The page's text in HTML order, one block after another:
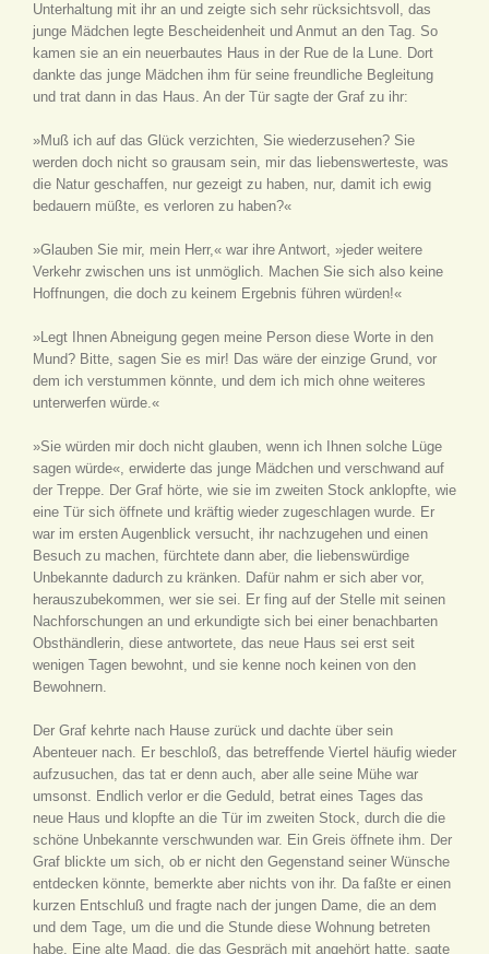
Unterhaltung mit ihr an und zeigte sich sehr rücksichtsvoll, das
junge Mädchen legte Bescheidenheit und Anmut an den Tag. So
kamen sie an ein neuerbautes Haus in der Rue de la Lune. Dort
dankte das junge Mädchen ihm für seine freundliche Begleitung
und trat dann in das Haus. An der Tür sagte der Graf zu ihr:
»Muß ich auf das Glück verzichten, Sie wiederzusehen? Sie
werden doch nicht so grausam sein, mir das liebenswerteste, was
die Natur geschaffen, nur gezeigt zu haben, nur, damit ich ewig
bedauern müßte, es verloren zu haben?«
»Glauben Sie mir, mein Herr,« war ihre Antwort, »jeder weitere
Verkehr zwischen uns ist unmöglich. Machen Sie sich also keine
Hoffnungen, die doch zu keinem Ergebnis führen würden!«
»Legt Ihnen Abneigung gegen meine Person diese Worte in den
Mund? Bitte, sagen Sie es mir! Das wäre der einzige Grund, vor
dem ich verstummen könnte, und dem ich mich ohne weiteres
unterwerfen würde.«
»Sie würden mir doch nicht glauben, wenn ich Ihnen solche Lüge
sagen würde«, erwiderte das junge Mädchen und verschwand auf
der Treppe. Der Graf hörte, wie sie im zweiten Stock anklopfte, wie
eine Tür sich öffnete und kräftig wieder zugeschlagen wurde. Er
war im ersten Augenblick versucht, ihr nachzugehen und einen
Besuch zu machen, fürchtete dann aber, die liebenswürdige
Unbekannte dadurch zu kränken. Dafür nahm er sich aber vor,
herauszubekommen, wer sie sei. Er fing auf der Stelle mit seinen
Nachforschungen an und erkundigte sich bei einer benachbarten
Obsthändlerin, diese antwortete, das neue Haus sei erst seit
wenigen Tagen bewohnt, und sie kenne noch keinen von den
Bewohnern.
Der Graf kehrte nach Hause zurück und dachte über sein
Abenteuer nach. Er beschloß, das betreffende Viertel häufig wieder
aufzusuchen, das tat er denn auch, aber alle seine Mühe war
umsonst. Endlich verlor er die Geduld, betrat eines Tages das
neue Haus und klopfte an die Tür im zweiten Stock, durch die die
schöne Unbekannte verschwunden war. Ein Greis öffnete ihm. Der
Graf blickte um sich, ob er nicht den Gegenstand seiner Wünsche
entdecken könnte, bemerkte aber nichts von ihr. Da faßte er einen
kurzen Entschluß und fragte nach der jungen Dame, die an dem
und dem Tage, um die und die Stunde diese Wohnung betreten
habe. Eine alte Magd, die das Gespräch mit angehört hatte, sagte